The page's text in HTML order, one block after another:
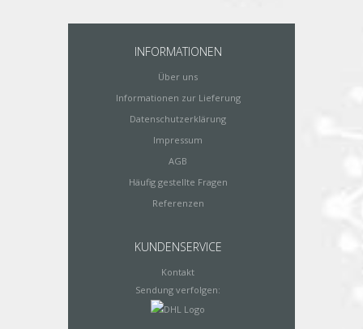
INFORMATIONEN
Über uns
Informationen zur Lieferung
Datenschutzerklärung
Impressum
AGB
Häufig gestellte Fragen
Referenzen
KUNDENSERVICE
Kontakt
Sendung verfolgen: